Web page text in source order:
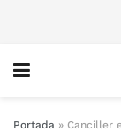
Portada » Canciller